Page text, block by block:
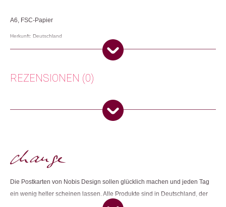
A6, FSC-Papier
Herkunft: Deutschland
Artikelnummer: 109013.25
REZENSIONEN (0)
Es gibt noch keine Rezensionen.
Die Postkarten von Nobis Design sollen glücklich machen und jeden Tag
ein wenig heller scheinen lassen. Alle Produkte sind in Deutschland, der